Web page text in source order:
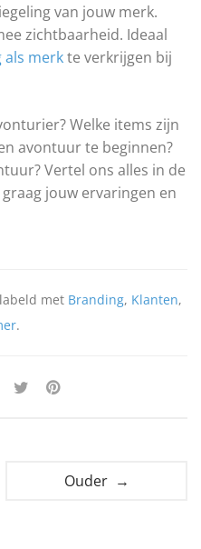
van jouw merk.
zichtbaarheid. Ideaal
merkte verkrijgen bij
Welke items zijn
​​avontuur te beginnen?
Vertel ons alles in de
jouw ervaringen en
met Branding, Klanten,
.
Ouder →